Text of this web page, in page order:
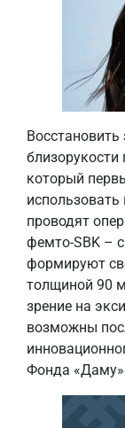
Восстановить
который
использовать
проводят
фемто-SBK –
формируют
толщиной 90
зрение на
возможны
Фонда «Даму»